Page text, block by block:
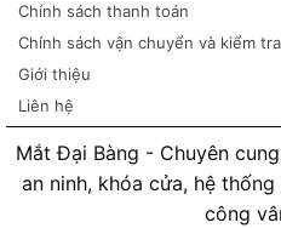
Chính sách thanh toán
Chính sách vận chuyển và kiểm
Giới thiệu
Liên hệ
Mắt Đại Bàng - Chuyên
an ninh, khóa cửa, hệ
công